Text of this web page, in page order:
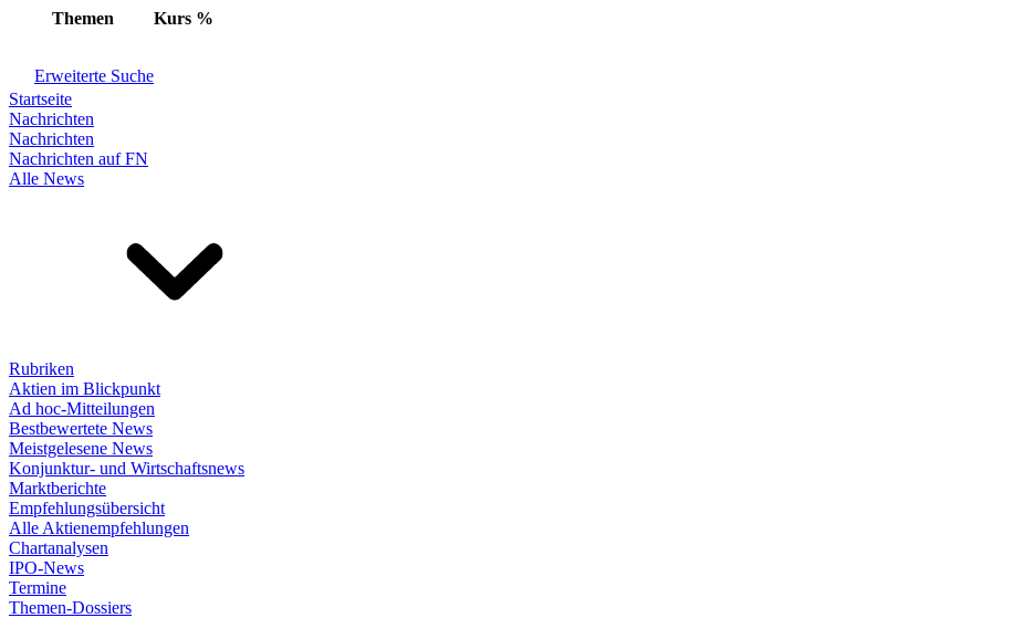
Themen Kurs %
Erweiterte Suche
Startseite
Nachrichten
Nachrichten
Nachrichten auf FN
Alle News
Rubriken
Aktien im Blickpunkt
Ad hoc-Mitteilungen
Bestbewertete News
Meistgelesene News
Konjunktur- und Wirtschaftsnews
Marktberichte
Empfehlungsübersicht
Alle Aktienempfehlungen
Chartanalysen
IPO-News
Termine
Themen-Dossiers